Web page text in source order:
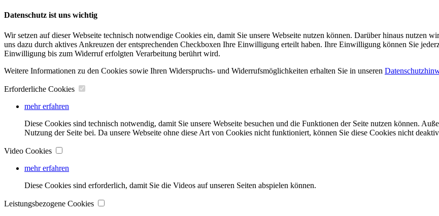
Datenschutz ist uns wichtig
Wir setzen auf dieser Webseite technisch notwendige Cookies ein, damit Sie unsere Webseite nutzen können. Darüber hinaus nutzen
uns dazu durch aktives Ankreuzen der entsprechenden Checkboxen Ihre Einwilligung erteilt haben. Ihre Einwilligung können Sie
Einwilligung bis zum Widerruf erfolgten Verarbeitung berührt wird.
Weitere Informationen zu den Cookies sowie Ihren Widerspruchs- und Widerrufsmöglichkeiten erhalten Sie in unseren
Erforderliche Cookies
mehr erfahren
Diese Cookies sind technisch notwendig, damit Sie unsere Webseite besuchen und die Funktionen der Seite nutzen können.
Nutzung der Seite bei. Da unsere Webseite ohne diese Art von Cookies nicht funktioniert, können Sie diese Cookies nicht
Video Cookies
mehr erfahren
Diese Cookies sind erforderlich, damit Sie die Videos auf unseren Seiten abspielen können.
Leistungsbezogene Cookies